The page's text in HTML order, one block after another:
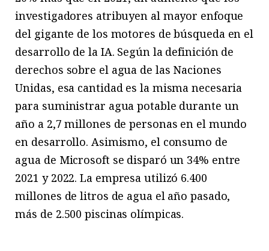
investigadores atribuyen al mayor enfoque
del gigante de los motores de búsqueda en el
desarrollo de la IA. Según la definición de
derechos sobre el agua de las Naciones
Unidas, esa cantidad es la misma necesaria
para suministrar agua potable durante un
año a 2,7 millones de personas en el mundo
en desarrollo. Asimismo, el consumo de
agua de Microsoft se disparó un 34% entre
2021 y 2022. La empresa utilizó 6.400
millones de litros de agua el año pasado,
más de 2.500 piscinas olímpicas.